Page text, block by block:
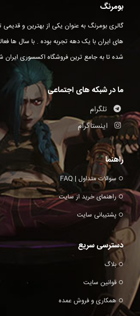
بومرنگ
گالری بومرنگ به عنوان یکی از بهترین و
های ایران با یک دهه تجربه بوده . با سال ها
شده تا به جامع ترین فروشگاه اکسسوری ایران
ما در شبکه های اجتماعی
تلگرام
اینستاگرام
راهنما
سوالات متداول | FAQ
راهنمای خرید از سایت
پشتیبانی سایت
دسترسی سریع
بلاگ
قوانین سایت
همکاری و فروش عمده